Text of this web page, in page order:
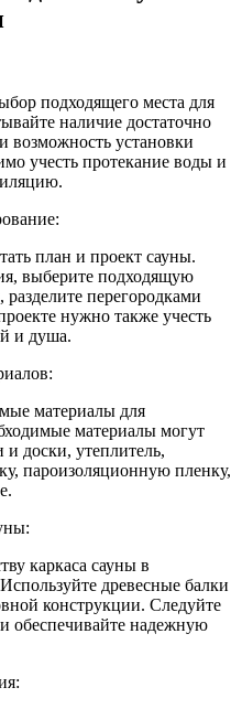
подходящего места для
наличие достаточно
возможность установки
учесть протекание воды и
план и проект сауны.
выберите подходящую
перегородками
нужно также учесть
и душа.
материалы для
материалы могут
и доски, утеплитель,
пароизоляционную пленку,
каркаса сауны в
древесные балки
конструкции. Следуйте
обеспечивайте надежную